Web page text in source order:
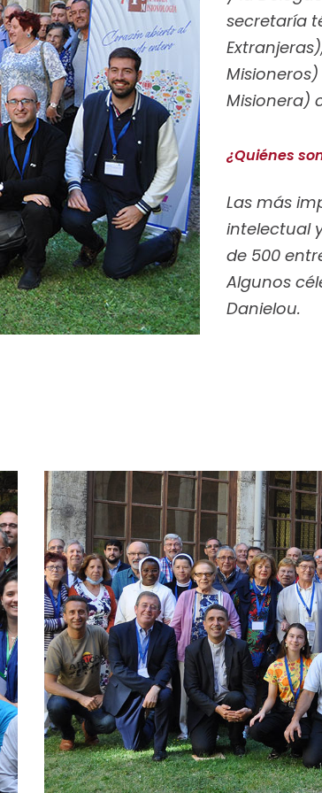
secretaría
Misionera)
¿Quiénes
Las más
intelectual
de 500
Algunos
Danielou.